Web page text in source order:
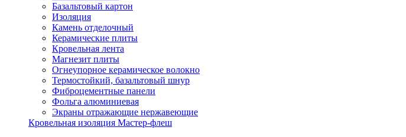
Базальтовый картон
Изоляция
Камень отделочный
Керамические плиты
Кровельная лента
Магнезит плиты
Огнеупорное керамическое волокно
Термостойкий, базальтовый шнур
Фиброцементные панели
Фольга алюминиевая
Экраны отражающие нержавеющие
Кровельная изоляция Мастер-флеш